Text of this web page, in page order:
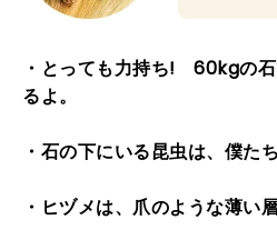
・とっても力持ち! 60kgの石
るよ。
・石の下にいる昆虫は、僕た
・ヒヅメは、爪のような薄い